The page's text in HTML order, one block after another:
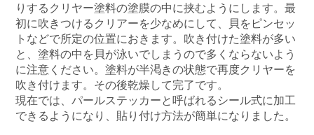
りするクリヤー塗料の塗膜の中に挟むようにします。最
初に吹きつけるクリアーを少なめにして、貝をピンセッ
トなどで所定の位置におきます。吹き付けた塗料が多い
と、塗料の中を貝が泳いでしまうので多くならないよう
に注意ください。塗料が半渇きの状態で再度クリヤーを
吹き付けます。その後乾燥して完了です。
現在では、パールステッカーと呼ばれるシール式に加工
できるようになり、貼り付け方法が簡単になりました。